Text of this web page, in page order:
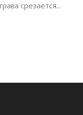
срезается...